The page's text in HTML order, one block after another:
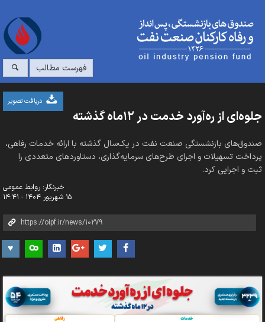
فهرست مطالب
دریافت تصویر
جلوه‌ای از ره‌آورد خدمت در ۱۲‌ماه گذشته
صندوق‌های بازنشستگی صنعت نفت در یک‌سال گذشته با ارائه خدمات رفاهی،
پرداخت تسهیلات و اجرای طرح‌های سرمایه‌گذاری، دستاوردهای متعددی را
ثبت و اجرایی کرد.
خبرنگار: روابط عمومی
۱۵ شهریور ۱۴۰۴ - ۱۴:۴۱